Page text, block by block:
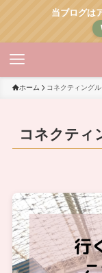
当ブログは
ホーム コネクティング
コネクティ